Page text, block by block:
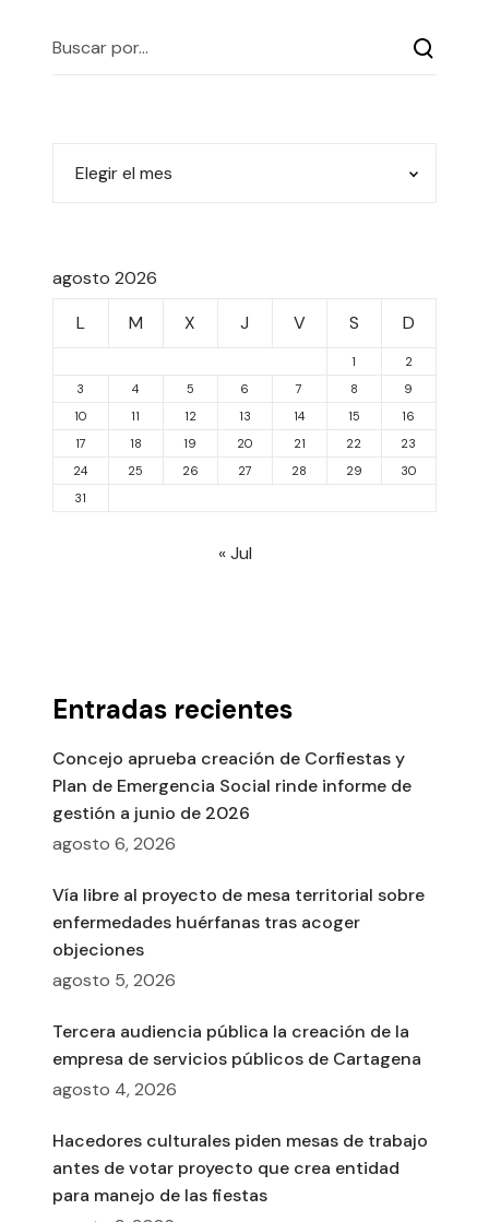
agosto 2026
L
M X J V S D
1
2
3
4 5 6 7 8
9
10
11 12 13 14 15
16
17
18 19 20 21 22
23
24
25 26 27 28 29
30
31
« Jul
Entradas recientes
Concejo aprueba creación de Corfiestas y
Plan de Emergencia Social rinde informe de
gestión a junio de 2026
agosto 6, 2026
Vía libre al proyecto de mesa territorial sobre
enfermedades huérfanas tras acoger
objeciones
agosto 5, 2026
Tercera audiencia pública la creación de la
empresa de servicios públicos de Cartagena
agosto 4, 2026
Hacedores culturales piden mesas de trabajo
antes de votar proyecto que crea entidad
para manejo de las fiestas